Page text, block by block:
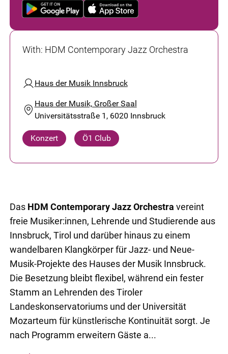
With: HDM Contemporary Jazz Orchestra
Haus der Musik Innsbruck
Haus der Musik, Großer Saal
Universitätsstraße 1, 6020 Innsbruck
Konzert Ö1 Club
Das HDM Contemporary Jazz Orchestra vereint
freie Musiker:innen, Lehrende und Studierende aus
Innsbruck, Tirol und darüber hinaus zu einem
wandelbaren Klangkörper für Jazz- und Neue-
Musik-Projekte des Hauses der Musik Innsbruck.
Die Besetzung bleibt flexibel, während ein fester
Stamm an Lehrenden des Tiroler
Landeskonservatoriums und der Universität
Mozarteum für künstlerische Kontinuität sorgt. Je
nach Programm erweitern Gäste a...